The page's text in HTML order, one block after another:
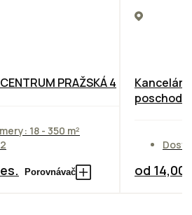
PRAŽSKÁ 4
18 - 350 m²
Porovnávač
poschodie
od 14,00